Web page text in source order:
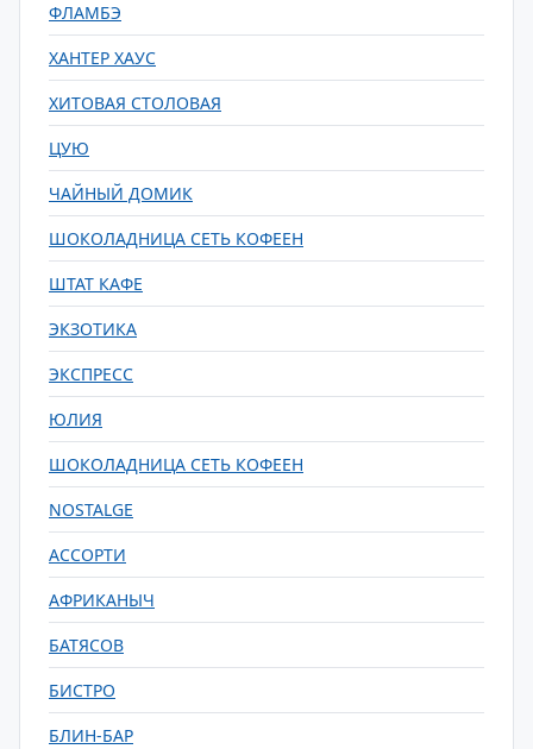
ФЛАМБЭ
ХАНТЕР ХАУС
ХИТОВАЯ СТОЛОВАЯ
ЦУЮ
ЧАЙНЫЙ ДОМИК
ШОКОЛАДНИЦА СЕТЬ КОФЕЕН
ШТАТ КАФЕ
ЭКЗОТИКА
ЭКСПРЕСС
ЮЛИЯ
ШОКОЛАДНИЦА СЕТЬ КОФЕЕН
NOSTALGE
АССОРТИ
АФРИКАНЫЧ
БАТЯСОВ
БИСТРО
БЛИН-БАР